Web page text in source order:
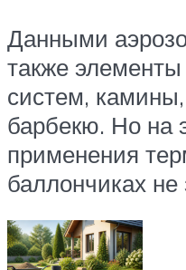
Данными
также
систем,
барбекю. Но на
применения
баллончиках не